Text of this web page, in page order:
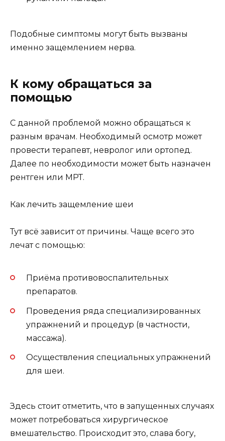
Подобные симптомы могут быть вызваны
именно защемлением нерва.
К кому обращаться за
помощью
С данной проблемой можно обращаться к
разным врачам. Необходимый осмотр может
провести терапевт, невролог или ортопед.
Далее по необходимости может быть назначен
рентген или МРТ.
Как лечить защемление шеи
Тут всё зависит от причины. Чаще всего это
лечат с помощью:
Приёма противовоспалительных
препаратов.
Проведения ряда специализированных
упражнений и процедур (в частности,
массажа).
Осуществления специальных упражнений
для шеи.
Здесь стоит отметить, что в запущенных случаях
может потребоваться хирургическое
вмешательство. Происходит это, слава богу,